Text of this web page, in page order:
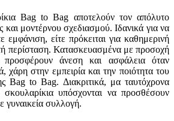
Bag to Bag αποτελούν τον απόλυτο
μοντέρνου σχεδιασμού. Ιδανικά για να
εμφάνιση, είτε πρόκειται για καθημερινή
περίσταση. Κατασκευασμένα με προσοχή
προσφέρουν άνεση και ασφάλεια όταν
χάρη στην εμπειρία και την ποιότητα του
Bag to Bag. Διακριτικά, μα ταυτόχρονα
υπόσχονται να προσθέσουν
γυναικεία συλλογή.